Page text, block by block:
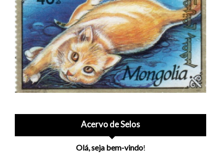
Acervo de Selos
Olá, seja bem-vindo!